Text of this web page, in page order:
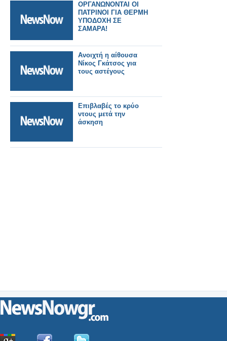
ΟΡΓΑΝΩΝΟΝΤΑΙ ΟΙ
ΠΑΤΡΙΝΟΙ ΓΙΑ ΘΕΡΜΗ
ΥΠΟΔΟΧΗ ΣΕ
ΣΑΜΑΡΑ!
Ανοιχτή η αίθουσα
Νίκος Γκάτσος για
τους αστέγους
Επιβλαβές το κρύο
ντους μετά την
άσκηση